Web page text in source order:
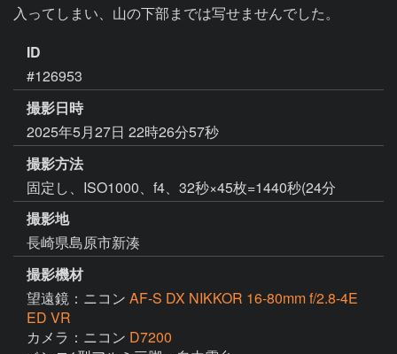
入ってしまい、山の下部までは写せませんでした。
ID
#126953
撮影日時
2025年5月27日 22時26分57秒
撮影方法
固定し、ISO1000、f4、32秒×45枚=1440秒(24分
撮影地
長崎県島原市新湊
撮影機材
望遠鏡：ニコン AF-S DX NIKKOR 16-80mm f/2.8-4E
ED VR
カメラ：ニコン D7200